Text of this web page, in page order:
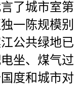
了城市室第
一陈规模别
公共绿地已
坐、煤气过
度和城市对